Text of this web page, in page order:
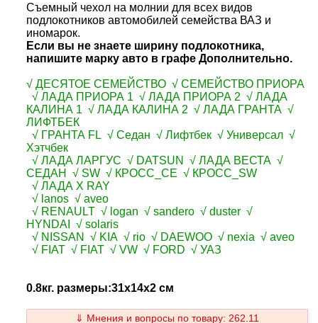
Съемный чехол на молнии для всех видов
подлокотников автомобилей семейства ВАЗ и
иномарок.
Если вы не знаете ширину подлокотника,
напишите марку авто в графе Дополнительно.
√ ДЕСЯТОЕ СЕМЕЙСТВО √ СЕМЕЙСТВО ПРИОРА
√ ЛАДА ПРИОРА 1 √ ЛАДА ПРИОРА 2 √ ЛАДА
КАЛИНА 1 √ ЛАДА КАЛИНА 2 √ ЛАДА ГРАНТА √
ЛИФТБЕК
√ ГРАНТА FL √ Седан √ Лифтбек √ Универсал √
Хэтчбек
√ ЛАДА ЛАРГУС √ DATSUN √ ЛАДА ВЕСТА √
СЕДАН √ SW √ КРОСС_СЕ √ КРОСС_SW
√ ЛАДА X RAY
√ lanos √ aveo
√ RENAULT √ logan √ sandero √ duster √
HYNDAI √ solaris
√ NISSAN √ KIA √ rio √ DAEWOO √ nexia √ aveo
√ FIAT √ FIAT √ VW √ FORD √ УАЗ
0.8кг. размеры:31x14x2 см
⇓ Мнения и вопросы по товару: 262.11